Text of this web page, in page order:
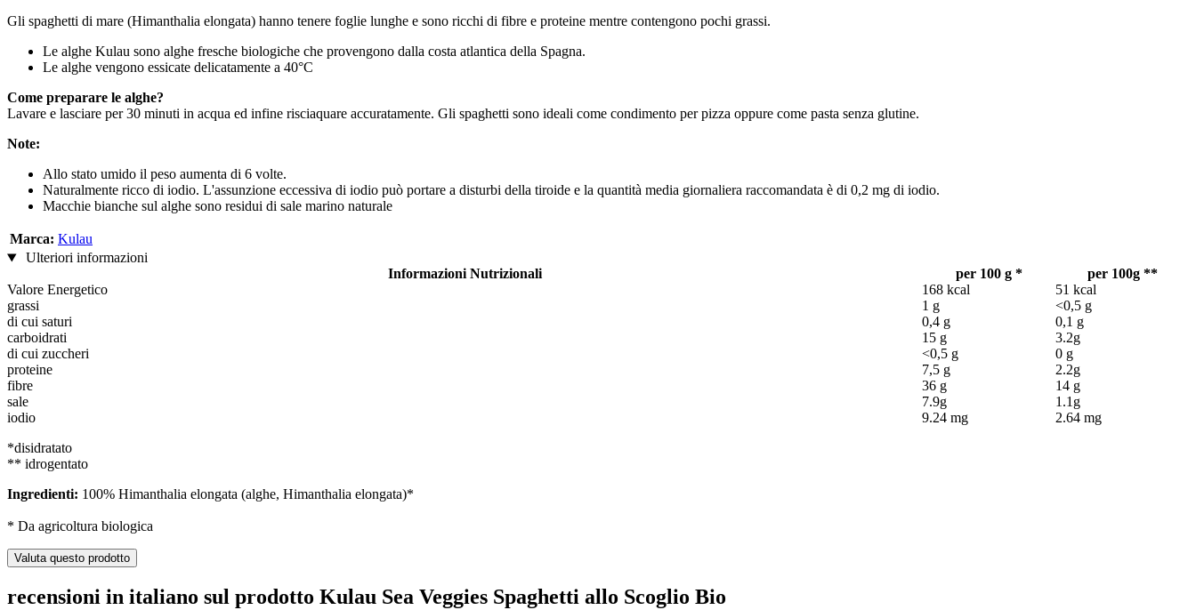
Gli spaghetti di mare (Himanthalia elongata) hanno tenere foglie lunghe e sono ricchi di fibre e proteine mentre contengono pochi grassi.
Le alghe Kulau sono alghe fresche biologiche che provengono dalla costa atlantica della Spagna.
Le alghe vengono essicate delicatamente a 40°C
Come preparare le alghe?
Lavare e lasciare per 30 minuti in acqua ed infine risciaquare accuratamente. Gli spaghetti sono ideali come condimento per pizza oppure come pasta senza glutine.
Note:
Allo stato umido il peso aumenta di 6 volte.
Naturalmente ricco di iodio. L'assunzione eccessiva di iodio può portare a disturbi della tiroide e la quantità media giornaliera raccomandata è di 0,2 mg di iodio.
Macchie bianche sul alghe sono residui di sale marino naturale
Marca: Kulau
Ulteriori informazioni
Informazioni Nutrizionali
per 100 g *
per 100g **
Valore Energetico
168 kcal
51 kcal
grassi
1 g
<0,5 g
di cui saturi
0,4 g
0,1 g
carboidrati
15 g
3.2g
di cui zuccheri
<0,5 g
0 g
proteine
7,5 g
2.2g
fibre
36 g
14 g
sale
7.9g
1.1g
iodio
9.24 mg
2.64 mg
*disidratato
** idrogentato
Ingredienti: 100% Himanthalia elongata (alghe, Himanthalia elongata)*
* Da agricoltura biologica
Valuta questo prodotto
recensioni in italiano sul prodotto Kulau Sea Veggies Spaghetti allo Scoglio Bio